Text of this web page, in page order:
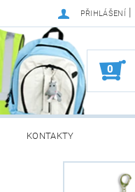
PŘIHLÁŠENÍ |
0
KONTAKTY